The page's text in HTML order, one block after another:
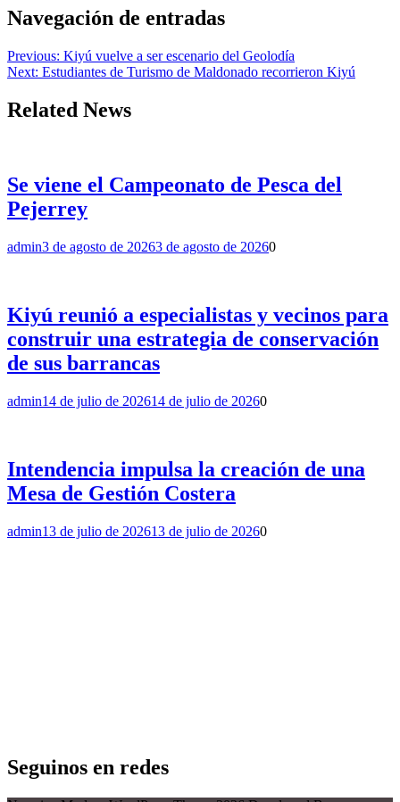
Navegación de entradas
Previous: Kiyú vuelve a ser escenario del Geolodía
Next: Estudiantes de Turismo de Maldonado recorrieron Kiyú
Related News
Se viene el Campeonato de Pesca del
Pejerrey
admin3 de agosto de 20263 de agosto de 20260
Kiyú reunió a especialistas y vecinos para
construir una estrategia de conservación
de sus barrancas
admin14 de julio de 202614 de julio de 20260
Intendencia impulsa la creación de una
Mesa de Gestión Costera
admin13 de julio de 202613 de julio de 20260
Seguinos en redes